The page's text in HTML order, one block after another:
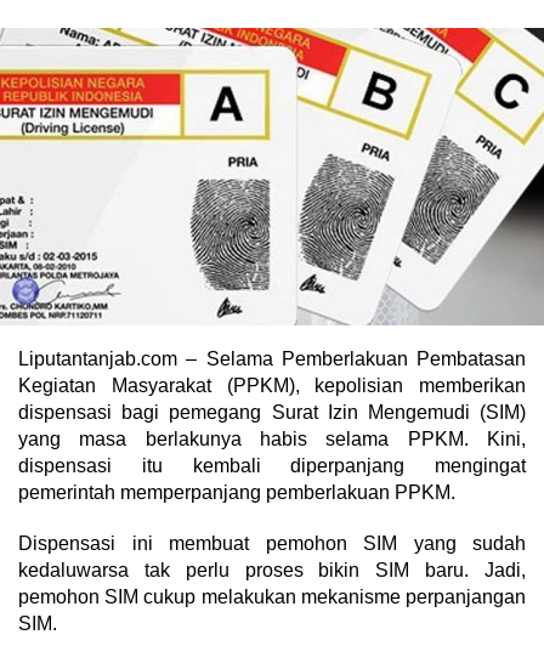
Liputantanjab.com – Selama Pemberlakuan Pembatasan
Kegiatan Masyarakat (PPKM), kepolisian memberikan
dispensasi bagi pemegang Surat Izin Mengemudi (SIM)
yang masa berlakunya habis selama PPKM. Kini,
dispensasi itu kembali diperpanjang mengingat
pemerintah memperpanjang pemberlakuan PPKM.
Dispensasi ini membuat pemohon SIM yang sudah
kedaluwarsa tak perlu proses bikin SIM baru. Jadi,
pemohon SIM cukup melakukan mekanisme perpanjangan
SIM.